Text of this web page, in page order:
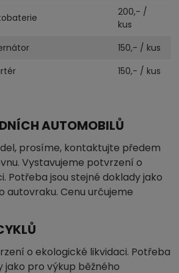
200,- /
kus
150,- / kus
150,- / kus
AUTOMOBILŮ
prosíme, kontaktujte předem
Vystavujeme potvrzení o
Potřeba jsou stejné doklady jako
autovraku. Cenu určujeme
o ekologické likvidaci. Potřeba
jako pro výkup běžného